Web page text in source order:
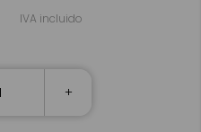
IVA incluido
+